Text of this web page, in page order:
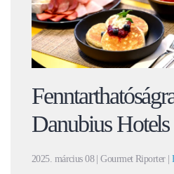
Danubius Hotels
2025. március 08| Gourmet Riporter |